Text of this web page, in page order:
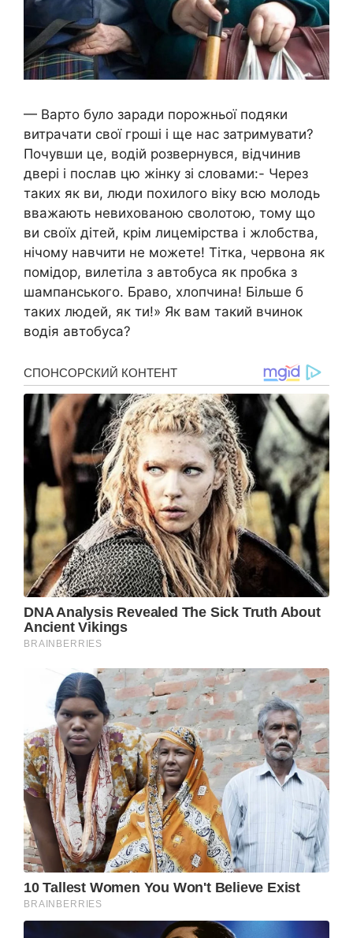
— Варто було заради порожньої подяки
витрачати свої гроші і ще нас затримувати?
Почувши це, водій розвернувся, відчинив
двері і послав цю жінку зі словами:- Через
таких як ви, люди похилого віку всю молодь
вважають невихованою сволотою, тому що
ви своїх дітей, крім лицемірства і жлобства,
нічому навчити не можете! Тітка, червона як
помідор, вилетіла з автобуса як пробка з
шампанського. Браво, хлопчина! Більше б
таких людей, як ти!» Як вам такий вчинок
водія автобуса?